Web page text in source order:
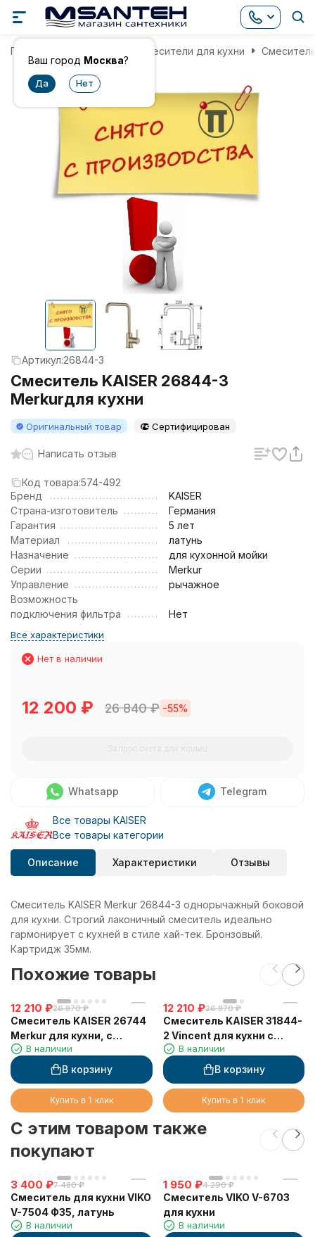
Ваш город Москва?
Главная Смесители для кухни
Артикул:26844-3
Смеситель KAISER 26844-3
Merkurдля кухни
Оригинальный товар Сертифицирован
Написать отзыв
Код товара:574-492
Бренд
KAISER
Страна-изготовитель
Германия
Гарантия
5 лет
Материал
латунь
Назначение
для кухонной мойки
Серии
Merkur
Управление
рычажное
Возможность
подключения фильтра
Нет
Все характеристики
Нет в наличии
12 200 ₽ 26 840₽ -55%
Whatsapp Telegram
Все товары KAISER
Все товары категории
Описание Характеристики Отзывы
Смеситель KAISER Merkur 26844-3 однорычажный боковой
для кухни. Строгий лаконичный смеситель идеально
гармонирует с кухней в стиле хай-тек. Бронзовый.
Картридж 35мм.
Похожие товары
12 210 ₽26 870 ₽
Смеситель KAISER 26744
Merkur для кухни, с
краном для питьевой
воды, хром
В наличии
В корзину
Купить в 1 клик
12 210 ₽26 870 ₽
Смеситель KAISER 31844-
2 Vincent для кухни с
краном для питьевой
воды
В наличии
В корзину
Купить в 1 клик
C этим товаром также
покупают
3 400 ₽7 480 ₽
Смеситель для кухни VIKO
V-7504 Ф35, латунь
В наличии
1 950 ₽4 290 ₽
Смеситель VIKO V-6703
для кухни
В наличии